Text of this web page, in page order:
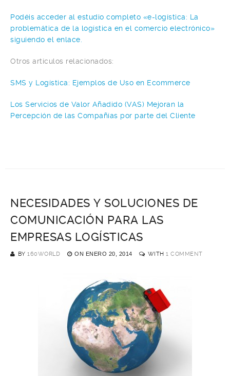
Podéis acceder al estudio completo «e-logística: La
problemática de la logística en el comercio electrónico»
siguiendo el enlace.
Otros artículos relacionados:
SMS y Logística: Ejemplos de Uso en Ecommerce
Los Servicios de Valor Añadido (VAS) Mejoran la
Percepción de las Compañías por parte del Cliente
NECESIDADES Y SOLUCIONES DE
COMUNICACIÓN PARA LAS
EMPRESAS LOGÍSTICAS
BY 160WORLD ON ENERO 20, 2014 WITH 1 COMMENT